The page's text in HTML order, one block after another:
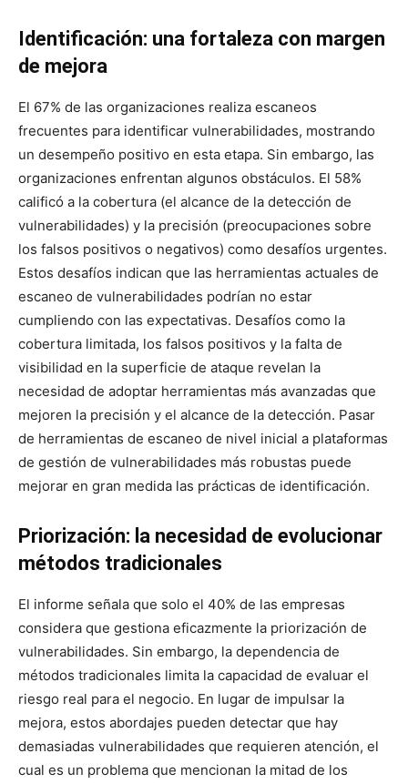
Identificación: una fortaleza con margen
de mejora
El 67% de las organizaciones realiza escaneos
frecuentes para identificar vulnerabilidades, mostrando
un desempeño positivo en esta etapa. Sin embargo, las
organizaciones enfrentan algunos obstáculos. El 58%
calificó a la cobertura (el alcance de la detección de
vulnerabilidades) y la precisión (preocupaciones sobre
los falsos positivos o negativos) como desafíos urgentes.
Estos desafíos indican que las herramientas actuales de
escaneo de vulnerabilidades podrían no estar
cumpliendo con las expectativas. Desafíos como la
cobertura limitada, los falsos positivos y la falta de
visibilidad en la superficie de ataque revelan la
necesidad de adoptar herramientas más avanzadas que
mejoren la precisión y el alcance de la detección. Pasar
de herramientas de escaneo de nivel inicial a plataformas
de gestión de vulnerabilidades más robustas puede
mejorar en gran medida las prácticas de identificación.
Priorización: la necesidad de evolucionar
métodos tradicionales
El informe señala que solo el 40% de las empresas
considera que gestiona eficazmente la priorización de
vulnerabilidades. Sin embargo, la dependencia de
métodos tradicionales limita la capacidad de evaluar el
riesgo real para el negocio. En lugar de impulsar la
mejora, estos abordajes pueden detectar que hay
demasiadas vulnerabilidades que requieren atención, el
cual es un problema que mencionan la mitad de los